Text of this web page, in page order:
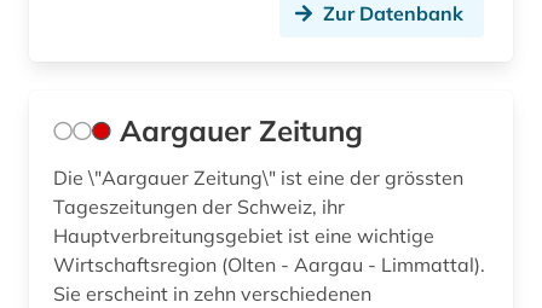
belgien (16)
belgienforschung (1)
belletristik (2)
benelux (1)
Zur Datenbank
Aargauer Zeitung
Die \"Aargauer Zeitung\" ist eine der grössten
Tageszeitungen der Schweiz, ihr
Hauptverbreitungsgebiet ist eine wichtige
Wirtschaftsregion (Olten - Aargau - Limmattal).
Sie erscheint in zehn verschiedenen